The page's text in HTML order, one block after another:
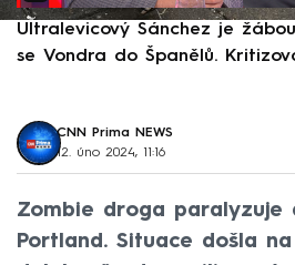
Ultralevicový Sánchez je
se Vondra do Španělů.
CNN Prima NEWS
12. úno 2024, 11:16
Zombie droga paralyzuje
Portland. Situace došla